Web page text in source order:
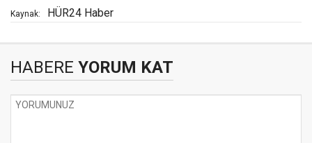
Kaynak: HÜR24 Haber
HABERE YORUM KAT